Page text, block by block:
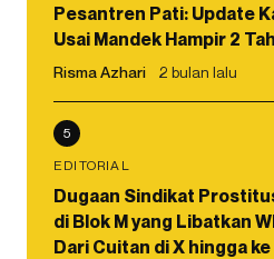
Pesantren Pati: Update
Usai Mandek Hampir 2
Risma Azhari 2 bulan lalu
5
EDITORIAL
Dugaan Sindikat
di Blok M yang Libatkan
Dari Cuitan di X hingga ke